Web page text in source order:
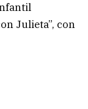
Julieta”, con